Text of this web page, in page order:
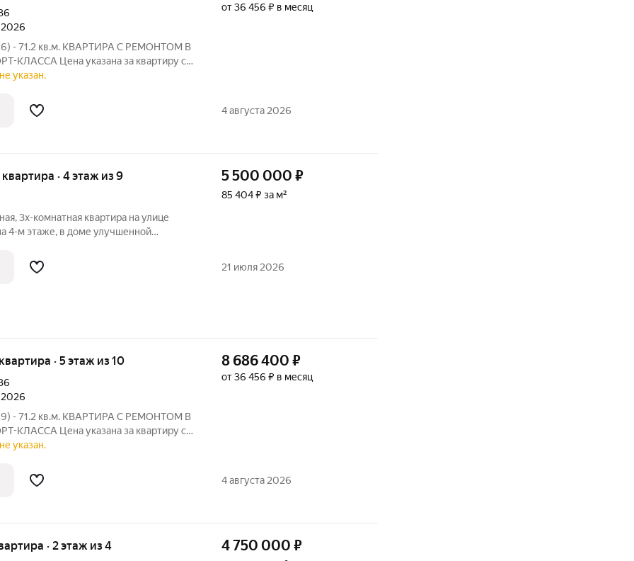
2026
- 71.2 кв.м. КВАРТИРА С РЕМОНТОМ В
КЛАССА Цена указана за квартиру с
приобрести эту квартиру с черновой
от 36 456 ₽ в месяц
указан.
4 августа 2026
квартира · 4 этаж из 9
3х-комнатная квартира на улице
4-м этаже, в доме улучшенной
Быстрова, Одоевского. Общая
5 500 000 ₽
85 404 ₽ за м²
21 июля 2026
· 5 этаж из 10
2026
- 71.2 кв.м. КВАРТИРА С РЕМОНТОМ В
КЛАССА Цена указана за квартиру с
приобрести эту квартиру с черновой
8 686 400 ₽
от 36 456 ₽ в месяц
указан.
4 августа 2026
· 2 этаж из 4 4 750 000 ₽